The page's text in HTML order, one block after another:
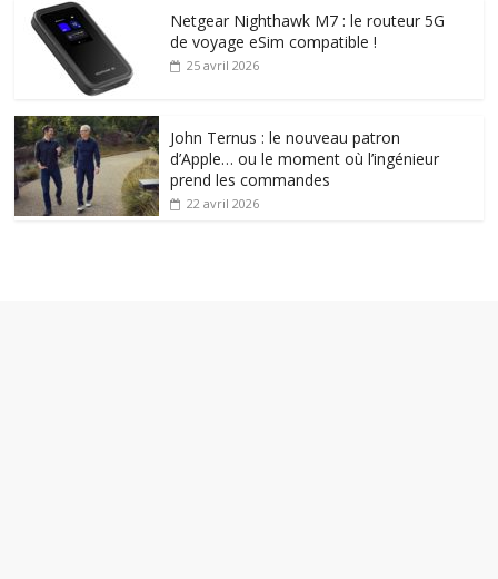
Netgear Nighthawk M7 : le routeur 5G
de voyage eSim compatible !
25 avril 2026
John Ternus : le nouveau patron
d’Apple… ou le moment où l’ingénieur
prend les commandes
22 avril 2026